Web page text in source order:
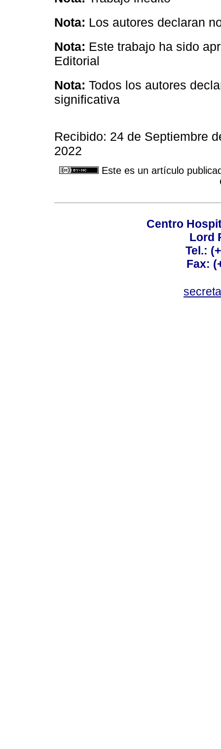
Nota: Los autores declaran
Nota: Este trabajo ha sido
Editorial
Nota: Todos los autores
significativa
Recibido: 24 de Septiembre
2022
Este es un artículo
Centro
Lord
Tel.:
Fax: